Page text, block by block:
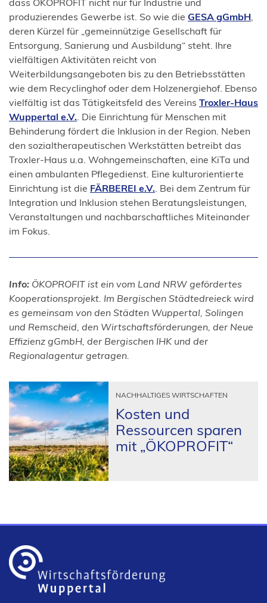
produzierendes Gewerbe ist. So wie die GESA gGmbH
(Öffnet
einem
neuen
Tab)
deren Kürzel für „gemeinnützige Gesellschaft für
Entsorgung, Sanierung und Ausbildung“ steht. Ihre
vielfältigen Aktivitäten reicht von
Weiterbildungsangeboten bis zu den Betriebsstätten
wie dem Recyclinghof oder dem Holzenergiehof. Ebenso
vielfältig ist das Tätigkeitsfeld des Vereins Troxler-Haus
Wuppertal e.V.
(Öffnet
einem
neuen
Tab)
. Die Einrichtung für Menschen mit
Behinderung fördert die Inklusion in der Region. Neben
den sozialtherapeutischen Werkstätten betreibt das
Troxler-Haus u.a. Wohngemeinschaften, eine KiTa und
einen ambulanten Pflegedienst. Eine kulturorientierte
Einrichtung ist die FÄRBEREI e.V.
(Öffnet
einem
neuen
. Bei dem Zentrum für
Integration und Inklusion stehen Beratungsleistungen,
Veranstaltungen und nachbarschaftliches Miteinander
im Fokus.
Info: ÖKOPROFIT ist ein vom Land NRW gefördertes
Kooperationsprojekt. Im Bergischen Städtedreieck wird
es gemeinsam von den Städten Wuppertal, Solingen
und Remscheid, den Wirtschaftsförderungen, der Neue
Effizienz gGmbH, der Bergischen IHK und der
Regionalagentur getragen.
NACHHALTIGES WIRTSCHAFTEN
Kosten und
Ressourcen sparen
mit „ÖKOPROFIT“